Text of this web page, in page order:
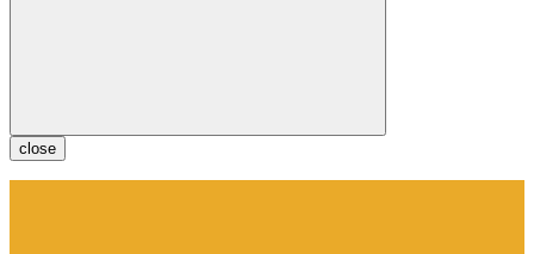
close